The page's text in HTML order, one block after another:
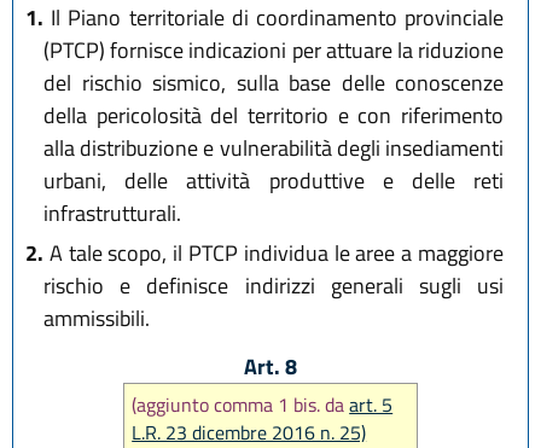
1. Il Piano territoriale di coordinamento provinciale
(PTCP) fornisce indicazioni per attuare la riduzione
del rischio sismico, sulla base delle conoscenze
della pericolosità del territorio e con riferimento
alla distribuzione e vulnerabilità degli insediamenti
urbani, delle attività produttive e delle reti
infrastrutturali.
2. A tale scopo, il PTCP individua le aree a maggiore
rischio e definisce indirizzi generali sugli usi
ammissibili.
Art. 8
(aggiunto comma 1 bis. daart. 5
L.R. 23 dicembre 2016 n. 25)